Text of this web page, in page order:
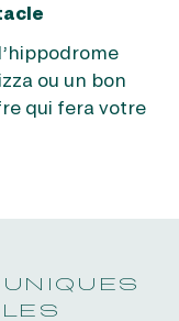
ou un bon
qui fera votre